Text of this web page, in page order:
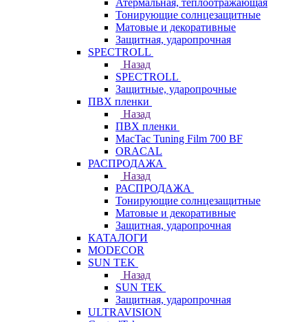
Атермальная, теплоотражающая
Тонирующие солнцезащитные
Матовые и декоративные
Защитная, ударопрочная
SPECTROLL
Назад
SPECTROLL
Защитные, ударопрочные
ПВХ пленки
Назад
ПВХ пленки
MacTac Tuning Film 700 BF
ORACAL
РАСПРОДАЖА
Назад
РАСПРОДАЖА
Тонирующие солнцезащитные
Матовые и декоративные
Защитная, ударопрочная
КАТАЛОГИ
MODECOR
SUN TEK
Назад
SUN TEK
Защитная, ударопрочная
ULTRAVISION